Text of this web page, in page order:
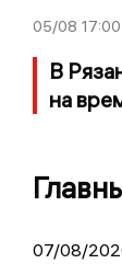
05/08 17:00
В
на
07/08/